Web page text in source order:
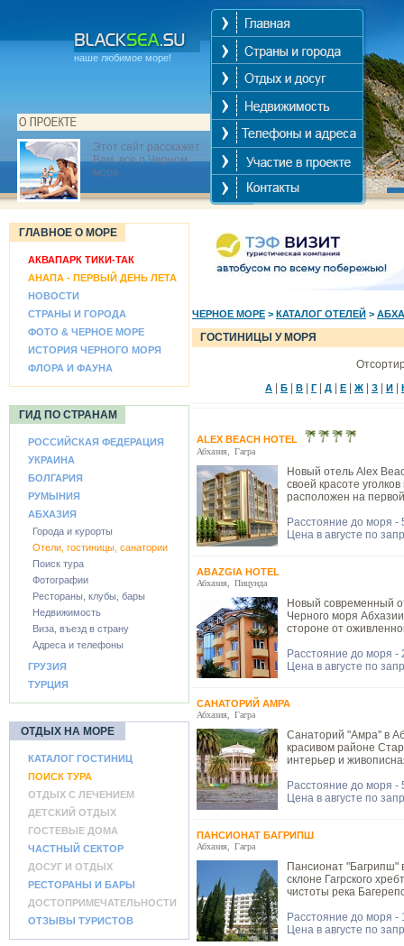
наше любимое море!
Этот сайт расскажет
Вам, все о Черном
море.
ГЛАВНОЕ О МОРЕ
АКВАПАРК ТИКИ-ТАК
АНАПА - ПЕРВЫЙ ДЕНЬ ЛЕТА
НОВОСТИ
СТРАНЫ И ГОРОДА
ФОТО & ЧЕРНОЕ МОРЕ
ИСТОРИЯ ЧЕРНОГО МОРЯ
ФЛОРА И ФАУНА
ГИД ПО СТРАНАМ
РОССИЙСКАЯ ФЕДЕРАЦИЯ
УКРАИНА
БОЛГАРИЯ
РУМЫНИЯ
АБХАЗИЯ
Города и курорты
Отели, гостиницы, санатории
Поиск тура
Фотографии
Рестораны, клубы, бары
Недвижимость
Виза, въезд в страну
Адреса и телефоны
ГРУЗИЯ
ТУРЦИЯ
ОТДЫХ НА МОРЕ
КАТАЛОГ ГОСТИНИЦ
ПОИСК ТУРА
ОТДЫХ С ЛЕЧЕНИЕМ
ДЕТСКИЙ ОТДЫХ
ГОСТЕВЫЕ ДОМА
ЧАСТНЫЙ СЕКТОР
ДОСУГ И ОТДЫХ
РЕСТОРАНЫ И БАРЫ
ДОСТОПРИМЕЧАТЕЛЬНОСТИ
ОТЗЫВЫ ТУРИСТОВ
ЧЕРНОЕ МОРЕ > КАТАЛОГ ОТЕЛЕЙ >
ГОСТИНИЦЫ У МОРЯ
А Б В Г Д Е Ж З И
ALEX BEACH HOTEL
Абхазия Гагра
Новый отель Alex
своей красоте
расположен на
Расстояние до моря -
Цена в августе по
ABAZGIA HOTEL
Абхазия Пицунда
Новый современный
Черного моря
стороне от
Расстояние до моря -
Цена в августе по
САНАТОРИЙ АМРА
Абхазия Гагра
Санаторий "Амра" в
красивом районе
интерьер и
Расстояние до моря -
Цена в августе по
ПАНСИОНАТ БАГРИПШ
Абхазия Гагра
Пансионат "Багрипш"
склоне Гагрского
чистоты река
Расстояние до моря -
Цена в августе по